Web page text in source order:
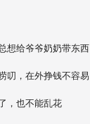
想给爷爷奶奶带东西
叨，在外挣钱不容易
，也不能乱花